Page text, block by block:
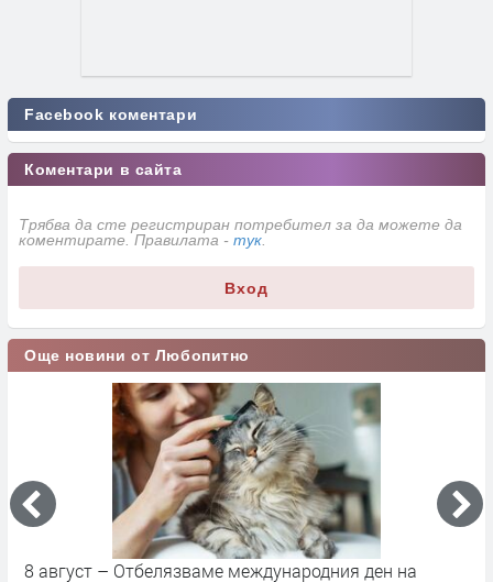
Facebook коментари
Коментари в сайта
Трябва да сте регистриран потребител за да можете да
коментирате. Правилата - тук
Вход
Още новини от Любопитно
8 август – Отбелязваме международния ден на